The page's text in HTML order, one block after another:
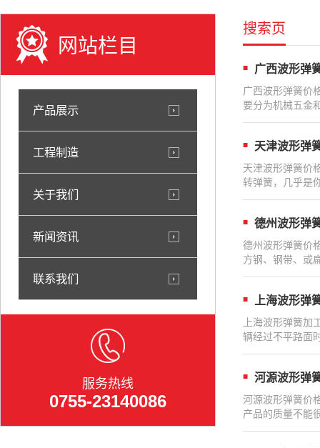
网站栏目
产品展示
工程制造
关于我们
新闻资讯
联系我们
服务热线
0755-23140086
搜索页
广西波形弹
广西波形弹簧价
要分为机械五金
天津波形弹
天津波形弹簧价
转弹簧，几乎是
德州波形弹
德州波形弹簧价
方钢、钢带、或
上海波形弹
上海波形弹簧
辆经过不平路面
河源波形弹
河源波形弹簧价
产品的质量不能